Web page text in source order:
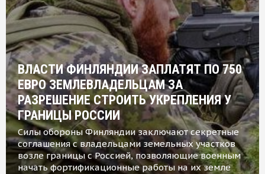
ВЛАСТИ ФИНЛЯНДИИ ЗАПЛАТЯТ ПО 750
ЕВРО ЗЕМЛЕВЛАДЕЛЬЦАМ ЗА
РАЗРЕШЕНИЕ СТРОИТЬ УКРЕПЛЕНИЯ У
ГРАНИЦЫ РОССИИ
Силы обороны Финляндии заключают секретные
соглашения с владельцами земельных участков
возле границы с Россией, позволяющие военным
начать фортификационные работы на их земле